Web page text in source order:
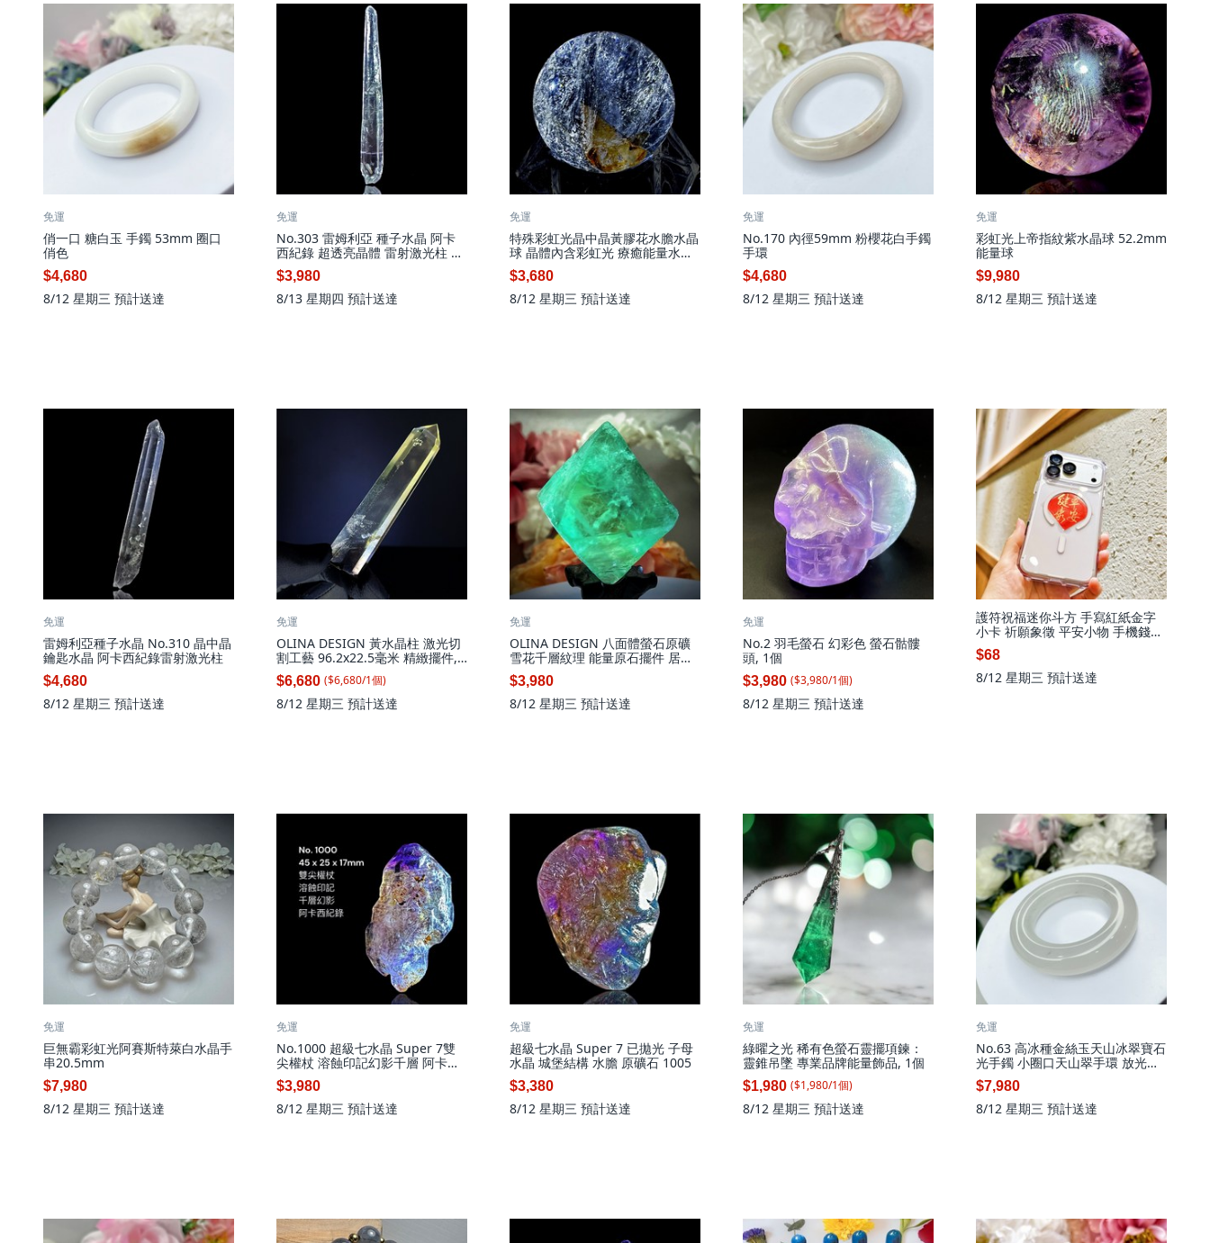
免運
俏一口 糖白玉 手鐲 53mm 圈口
俏色
$4,680
8/12 星期三 預計送達
免運
No.303 雷姆利亞 種子水晶 阿卡
西紀錄 超透亮晶體 雷射激光柱 手
術刀
$3,980
8/13 星期四 預計送達
免運
特殊彩虹光晶中晶黃膠花水膽水晶
球 晶體內含彩虹光 療癒能量水晶
26.5mm
$3,680
8/12 星期三 預計送達
免運
No.170 內徑59mm 粉櫻花白手鐲
手環
$4,680
8/12 星期三 預計送達
免運
彩虹光上帝指紋紫水晶球 52.2mm
能量球
$9,980
8/12 星期三 預計送達
免運
雷姆利亞種子水晶 No.310 晶中晶
鑰匙水晶 阿卡西紀錄雷射激光柱
$4,680
8/12 星期三 預計送達
免運
OLINA DESIGN 黃水晶柱 激光切
割工藝 96.2x22.5毫米 精緻擺件,
1個
$6,680 ($6,680/1個)
8/12 星期三 預計送達
免運
OLINA DESIGN 八面體螢石原礦
雪花千層紋理 能量原石擺件 居家
辦公室裝飾
$3,980
8/12 星期三 預計送達
免運
No.2 羽毛螢石 幻彩色 螢石骷髏
頭, 1個
$3,980 ($3,980/1個)
8/12 星期三 預計送達
護符祝福迷你斗方 手寫紅紙金字
小卡 祈願象徵 平安小物 手機錢包
書桌擺飾
$68
8/12 星期三 預計送達
免運
巨無霸彩虹光阿賽斯特萊白水晶手
串20.5mm
$7,980
8/12 星期三 預計送達
免運
No.1000 超級七水晶 Super 7雙
尖權杖 溶蝕印記幻影千層 阿卡希
紀錄水膽原石
$3,980
8/12 星期三 預計送達
免運
超級七水晶 Super 7 已拋光 子母
水晶 城堡結構 水膽 原礦石 1005
$3,380
8/12 星期三 預計送達
免運
綠曜之光 稀有色螢石靈擺項鍊：
靈錐吊墜 專業品牌能量飾品, 1個
$1,980 ($1,980/1個)
8/12 星期三 預計送達
免運
No.63 高冰種金絲玉天山冰翠寶石
光手鐲 小圈口天山翠手環 放光童
鐲
$7,980
8/12 星期三 預計送達